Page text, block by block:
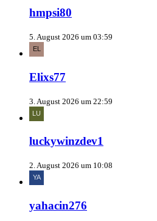
hmpsi80
5. August 2026 um 03:59
Elixs77
3. August 2026 um 22:59
luckywinzdev1
2. August 2026 um 10:08
yahacin276